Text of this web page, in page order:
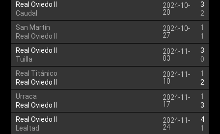
Real Oviedo II
Caudal
2024-10-
20
3
2
San Martín
Real Oviedo II
2024-10-
27
1
1
Real Oviedo II
Tuilla
2024-11-
03
3
0
Real Titánico
Real Oviedo II
2024-11-
10
1
2
Urraca
Real Oviedo II
2024-11-
17
1
3
Real Oviedo II
Lealtad
2024-11-
24
4
1